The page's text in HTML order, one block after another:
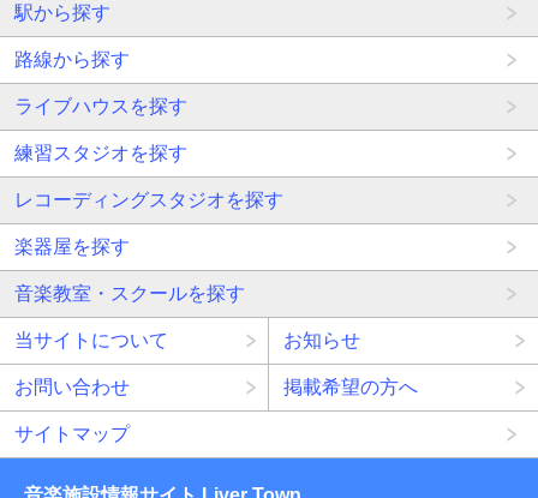
駅から探す
路線から探す
ライブハウスを探す
練習スタジオを探す
レコーディングスタジオを探す
楽器屋を探す
音楽教室・スクールを探す
当サイトについて お知らせ
お問い合わせ 掲載希望の方へ
サイトマップ